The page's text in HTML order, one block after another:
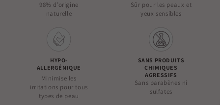
98% d’origine
naturelle
Sûr pour les peaux et
yeux sensibles
HYPO-
ALLERGÉNIQUE
Minimise les
irritations pour tous
types de peau
SANS PRODUITS
CHIMIQUES
AGRESSIFS
Sans parabènes ni
sulfates